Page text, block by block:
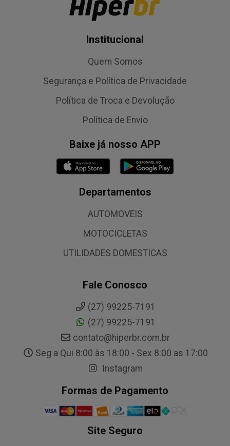
Institucional
Quem Somos
Segurança e Política de Privacidade
Política de Troca e Devolução
Política de Envio
Baixe já nosso APP
Departamentos
AUTOMOVEIS
MOTOCICLETAS
UTILIDADES DOMESTICAS
Fale Conosco
(27) 99225-7191
(27) 99225-7191
contato@hiperbr.com.br
Seg a Qui 8:00 às 18:00 - Sex 8:00 as 17:00
Instagram
Formas de Pagamento
Site Seguro